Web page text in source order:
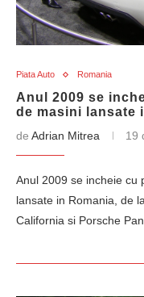
Piata Auto Romania
Anul 2009 se
de masini lansate
de Adrian Mitrea 19
Anul 2009 se incheie cu
lansate in Romania, de
California si Porsche